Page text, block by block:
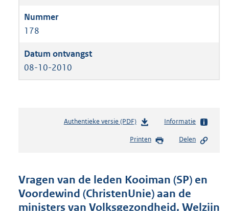
178
08-10-2010
Authentieke versie (PDF)b
s
d
s
g
Informatie
Printen Delen
Vragen van de leden Kooiman (SP) en
Voordewind (ChristenUnie) aan de
ministers van Volksgezondheid, Welzijn